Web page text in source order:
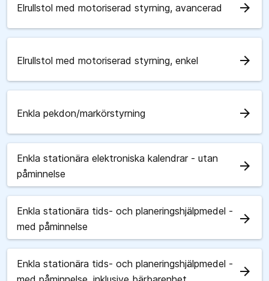
Elrullstol med motoriserad styrning, avancerad arrow_forward
Elrullstol med motoriserad styrning, enkel arrow_forward
Enkla pekdon/markörstyrning arrow_forward
Enkla stationära elektroniska kalendrar - utan
påminnelse
arrow_forward
Enkla stationära tids- och planeringshjälpmedel -
med påminnelse
arrow_forward
Enkla stationära tids- och planeringshjälpmedel -
arrow_forward